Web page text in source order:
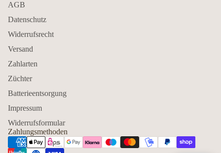
AGB
Datenschutz
Widerrufsrecht
Versand
Zahlarten
Züchter
Batterieentsorgung
Impressum
Widerrufsformular
Zahlungsmethoden